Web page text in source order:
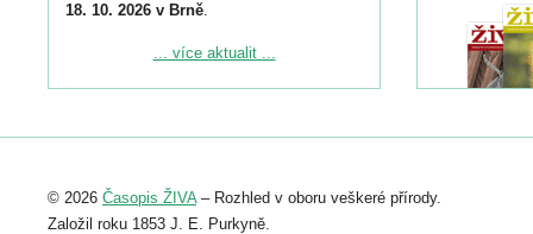
18. 10. 2026 v Brně.
Podrobnější informace ke konferenci
Registrovat se můžete do 6. září.
abstraktu přihlášené přednášky nebo
posteru je už 30. června.
... více aktualit ...
© 2026 Časopis ŽIVA– Rozhled v oboru veškeré přírody.
Založil roku 1853 J. E. Purkyně.